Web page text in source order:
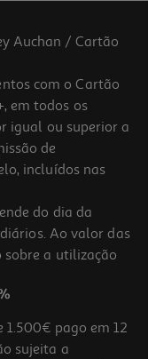
Auchan / Cartão
com o Cartão
em todos os
igual ou superior a
de
incluídos nas
do dia da
Ao valor das
sobre a utilização
pago em 12
sujeita a